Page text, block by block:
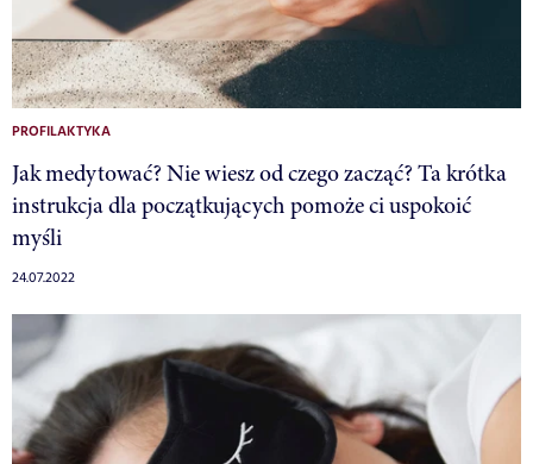
PROFILAKTYKA
Jak medytować? Nie wiesz od czego zacząć? Ta krótka
instrukcja dla początkujących pomoże ci uspokoić
myśli
24.07.2022